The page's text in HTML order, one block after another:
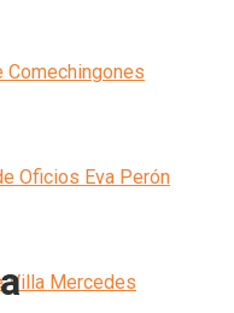
Comechingones
Oficios Eva Perón
Villa Mercedes